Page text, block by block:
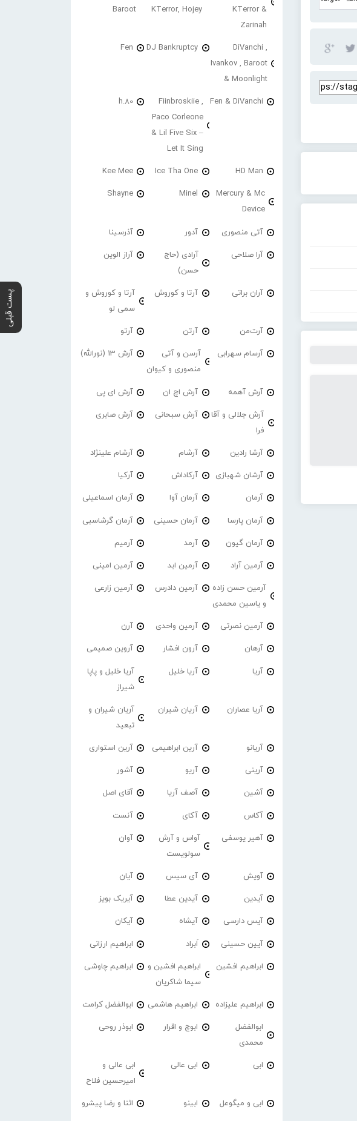
پست قبلی
KTerror &
Zarinah
KTerror, Hojey
Baroot
DiVanchi ,
Ivankov , Baroot
& Moonlight
DJ Bankruptcy
Fen
Fen & DiVanchi
Fiinbroskiie ,
Paco Corleone
& Lil Five Six –
Let It Sing
h.80
HD Man
Ice Tha One
Kee Mee
Mercury & Mc
Device
Minel
Shayne
آتی منصوری آدور آذرسینا
آرا صلاحی
آرادی (حاج
حسن)
آراز الوین
آران براتی آرتا و کوروش
آرتا و کوروش و
سمی لو
آرت‌من آرتن آرتو
آرسام سهرابی
آرسن و آتی
منصوری و کیوان
آرش 13 (نورالله)
آرش آهمه آرش اچ ان آرش ای پی
آرش جلالی و آقا
فرا
آرش سبحانی آرش صابری
آرشا رادین آرشام آرشام علینژاد
آرشان شهبازی آرکاداش آرکیا
آرمان آرمان آوا آرمان اسماعیلی
آرمان پارسا آرمان حسینی آرمان گرشاسبی
آرمان گیون آرمد آرمیم
آرمین آراد آرمین ابد آرمین امینی
آرمین حسن زاده
و یاسین محمدی
آرمین دادرس آرمین زارعی
آرمین نصرتی آرمین واحدی آرن
آرهان آرون افشار آروین صمیمی
آریا آریا خلیل
آریا خلیل و پاپا
شیراز
آریا عصاران آریان شیران
آریان شیران و
تبعید
آریانو آرین ابراهیمی آرین استواری
آرینی آریو آشور
آشین آصف آریا آقای اصل
آکاس آکای آنست
آهیر یوسفی
آواس و آرش
سولویست
آوان
آویش آی سیس آیان
آیدین آیدین عطا آیریک بویز
آیس دارسی آیشاه آیکان
آیین حسینی اَبراد ابراهیم ارزانی
ابراهیم افشین
ابراهیم افشین و
سیما شاکریان
ابراهیم چاوشی
ابراهیم علیزاده ابراهیم هاشمی ابوالفضل کرامت
ابوالفضل
محمدی
ابوچ و اقرار ابوذر روحی
ابی ابی عالی
ابی عالی و
امیرحسین فلاح
ابی و میگوعل ابینو اثنا و رضا پیشرو